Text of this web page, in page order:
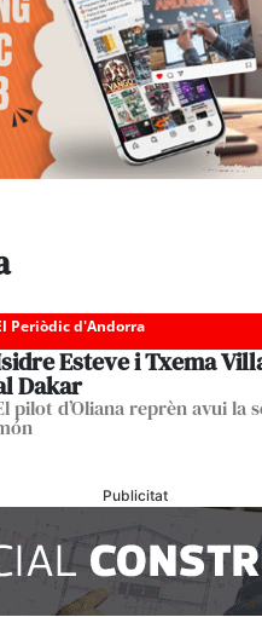
Periòdic d'Andorra
Esteve i Txema
Dakar
pilot d’Oliana reprèn avui la
Publicitat